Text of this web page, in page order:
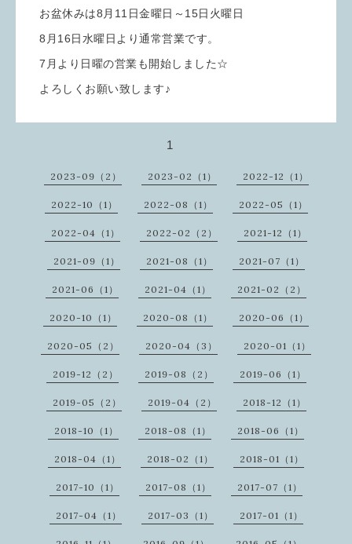
お盆休みは8月11日金曜日～15日火曜日
8月16日水曜日より通常営業です。
7月より日曜の営業も開始しました☆
よろしくお願い致します♪
1
2023-09（2） 2023-02（1） 2022-12（1）
2022-10（1） 2022-08（1） 2022-05（1）
2022-04（1） 2022-02（2） 2021-12（1）
2021-09（1） 2021-08（1） 2021-07（1）
2021-06（1） 2021-04（1） 2021-02（2）
2020-10（1） 2020-08（1） 2020-06（1）
2020-05（2） 2020-04（3） 2020-01（1）
2019-12（2） 2019-08（2） 2019-06（1）
2019-05（2） 2019-04（2） 2018-12（1）
2018-10（1） 2018-08（1） 2018-06（1）
2018-04（1） 2018-02（1） 2018-01（1）
2017-10（1） 2017-08（1） 2017-07（1）
2017-04（1） 2017-03（1） 2017-01（1）